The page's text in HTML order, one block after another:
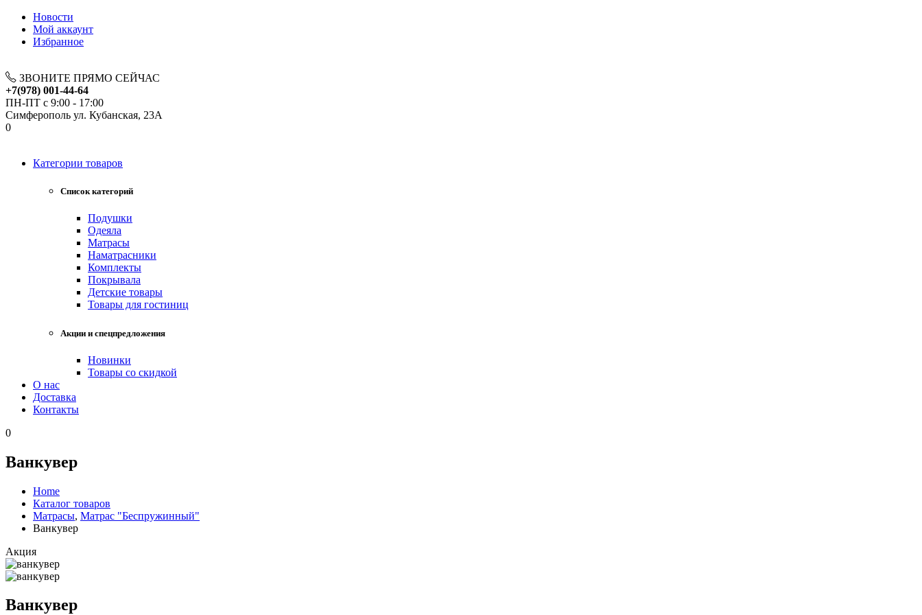
Новости
Мой аккаунт
Избранное
ЗВОНИТЕ ПРЯМО СЕЙЧАС
+7(978) 001-44-64
ПН-ПТ с 9:00 - 17:00
Симферополь ул. Кубанская, 23А
0
Категории товаров
Список категорий
Подушки
Одеяла
Матрасы
Наматрасники
Комплекты
Покрывала
Детские товары
Товары для гостиниц
Акции и спецпредложения
Новинки
Товары со скидкой
О нас
Доставка
Контакты
0
Ванкувер
Home
Каталог товаров
Матрасы, Матрас "Беспружинный"
Ванкувер
Акция
Ванкувер